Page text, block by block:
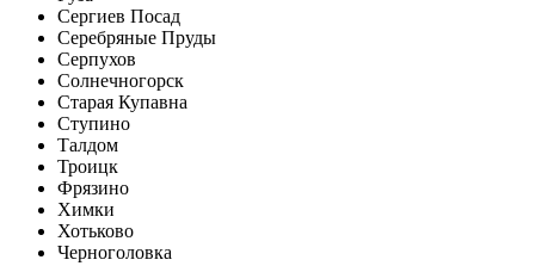
Сергиев Посад
Серебряные Пруды
Серпухов
Солнечногорск
Старая Купавна
Ступино
Талдом
Троицк
Фрязино
Химки
Хотьково
Черноголовка